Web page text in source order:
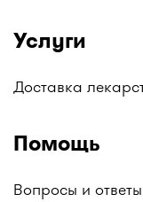
Услуги
Доставка
Помощь
Вопросы и ответы